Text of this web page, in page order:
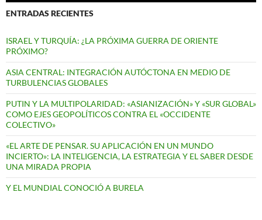
ENTRADAS RECIENTES
ISRAEL Y TURQUÍA: ¿LA PRÓXIMA GUERRA DE ORIENTE
PRÓXIMO?
ASIA CENTRAL: INTEGRACIÓN AUTÓCTONA EN MEDIO DE
TURBULENCIAS GLOBALES
PUTIN Y LA MULTIPOLARIDAD: «ASIANIZACIÓN» Y «SUR GLOBAL»
COMO EJES GEOPOLÍTICOS CONTRA EL «OCCIDENTE
COLECTIVO»
«EL ARTE DE PENSAR. SU APLICACIÓN EN UN MUNDO
INCIERTO»: LA INTELIGENCIA, LA ESTRATEGIA Y EL SABER DESDE
UNA MIRADA PROPIA
Y EL MUNDIAL CONOCIÓ A BURELA